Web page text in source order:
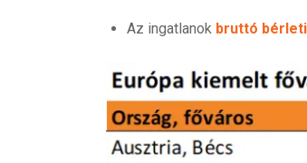
Az ingatlanok bruttó